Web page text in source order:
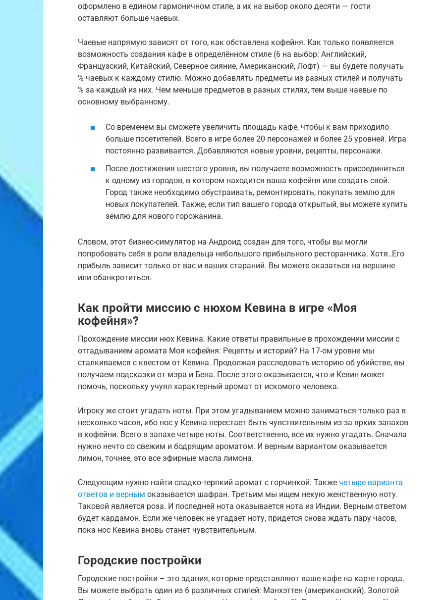
оформлено в едином гармоничном стиле, а их на выбор около десяти — гости
оставляют больше чаевых.
Чаевые напрямую зависят от того, как обставлена кофейня. Как только появляется
возможность создания кафе в определённом стиле (6 на выбор: Английский,
Французский, Китайский, Северное сияние, Американский, Лофт) — вы будете получать
% чаевых к каждому стилю. Можно добавлять предметы из разных стилей и получать
% за каждый из них. Чем меньше предметов в разных стилях, тем выше чаевые по
основному выбранному.
Со временем вы сможете увеличить площадь кафе, чтобы к вам приходило
больше посетителей. Всего в игре более 20 персонажей и более 25 уровней. Игра
постоянно развивается. Добавляются новые уровни, рецепты, персонажи.
После достижения шестого уровня, вы получаете возможность присоединиться
к одному из городов, в котором находится ваша кофейня или создать свой.
Город также необходимо обустраивать, ремонтировать, покупать землю для
новых покупателей. Также, если тип вашего города открытый, вы можете купить
землю для нового горожанина.
Словом, этот бизнес-симулятор на Андроид создан для того, чтобы вы могли
попробовать себя в роли владельца небольшого прибыльного ресторанчика. Хотя..Его
прибыль зависит только от вас и ваших стараний. Вы можете оказаться на вершине
или обанкротиться.
Как пройти миссию с нюхом Кевина в игре «Моя
кофейня»?
Прохождение миссии нюх Кевина. Какие ответы правильные в прохождении миссии с
отгадыванием аромата Моя кофейня: Рецепты и историй? На 17-ом уровне мы
сталкиваемся с квестом от Кевина. Продолжая расследовать историю об убийстве, вы
получаем подсказки от мэра и Бена. После этого оказывается, что и Кевин может
помочь, поскольку учуял характерный аромат от искомого человека.
Игроку же стоит угадать ноты. При этом угадыванием можно заниматься только раз в
несколько часов, ибо нос у Кевина перестает быть чувствительным из-за ярких запахов
в кофейни. Всего в запахе четыре ноты. Соответственно, все их нужно угадать. Сначала
нужно нечто со свежим и бодрящим ароматом. И верным вариантом оказывается
лимон, точнее, это все эфирные масла лимона.
Следующим нужно найти сладко-терпкий аромат с горчинкой. Также четыре варианта
ответов и верным оказывается шафран. Третьим мы ищем некую женственную ноту.
Таковой является роза. И последней нота оказывается нота из Индии. Верным ответом
будет кардамон. Если же человек не угадает ноту, придется снова ждать пару часов,
пока нос Кевина вновь станет чувствительным.
Городские постройки
Городские постройки – это здания, которые представляют ваше кафе на карте города.
Вы можете выбрать один из 6 различных стилей: Манхэттен (американский), Золотой